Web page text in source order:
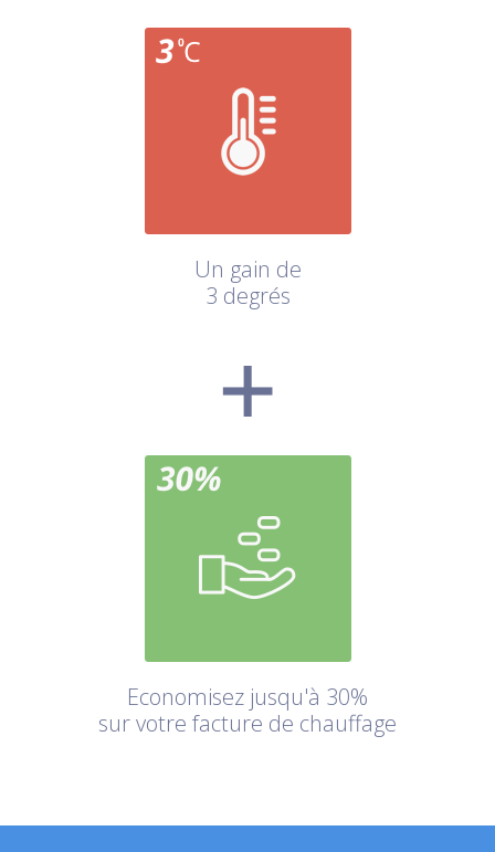
Un gain de
3 degrés
Economisez jusqu'à 30%
sur votre facture de chauffage